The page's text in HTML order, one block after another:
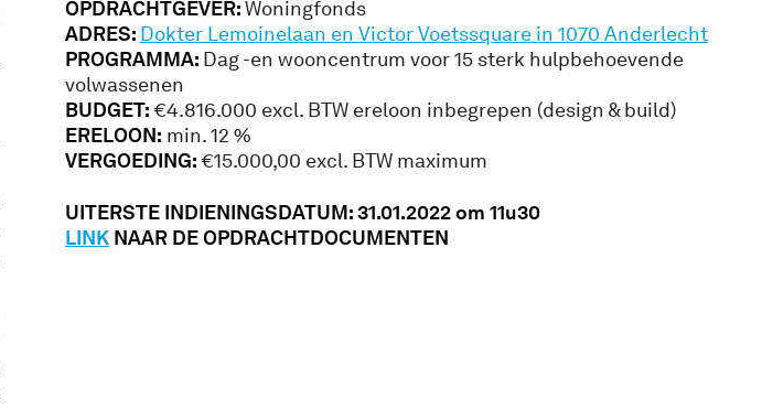
OPDRACHTGEVER:Woningfonds
ADRES: Dokter Lemoinelaan en Victor Voetssquare in 1070 Anderlecht
PROGRAMMA: Dag -en wooncentrum voor 15 sterk hulpbehoevende
volwassenen
BUDGET:€4.816.000 excl. BTW ereloon inbegrepen (design & build)
ERELOON: min. 12 %
VERGOEDING:€15.000,00 excl. BTW maximum
UITERSTE INDIENINGSDATUM: 31.01.2022 om 11u30
LINK NAAR DE OPDRACHTDOCUMENTEN